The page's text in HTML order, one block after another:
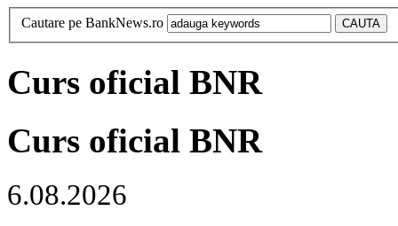
Cautare pe BankNews.ro
Curs oficial BNR
Curs oficial BNR
6.08.2026